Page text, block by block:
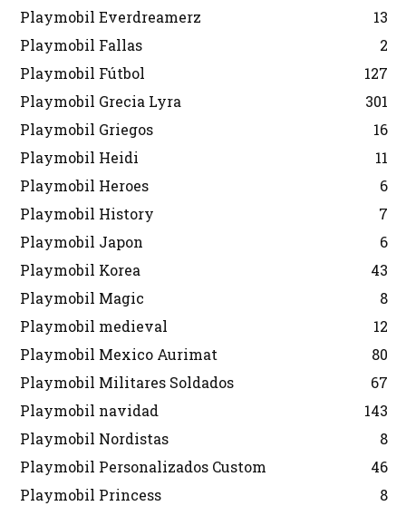
Playmobil Everdreamerz
13
Playmobil Fallas
2
Playmobil Fútbol
127
Playmobil Grecia Lyra
301
Playmobil Griegos
16
Playmobil Heidi
11
Playmobil Heroes
6
Playmobil History
7
Playmobil Japon
6
Playmobil Korea
43
Playmobil Magic
8
Playmobil medieval
12
Playmobil Mexico Aurimat
80
Playmobil Militares Soldados
67
Playmobil navidad
143
Playmobil Nordistas
8
Playmobil Personalizados Custom
46
Playmobil Princess
8